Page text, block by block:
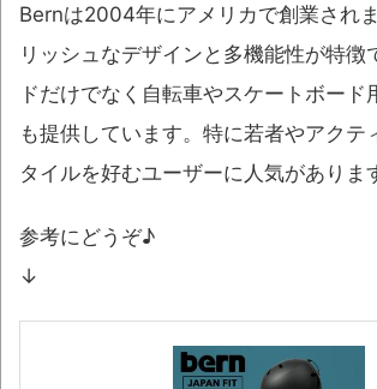
Bernは2004年にアメリカで創業され
リッシュなデザインと多機能性が特徴
ドだけでなく自転車やスケートボード
も提供しています。特に若者やアクテ
タイルを好むユーザーに人気がありま
参考にどうぞ♪
↓